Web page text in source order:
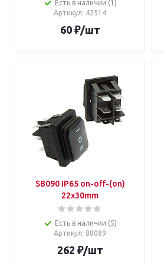
Есть в наличии (1)
Артикул: 42514
60₽/шт
SB090 IP65 on-off-(on)
22x30mm
Есть в наличии (5)
Артикул: 88089
262 ₽/шт